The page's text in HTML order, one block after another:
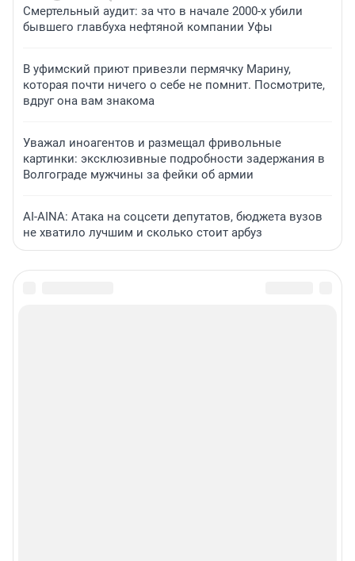
Смертельный аудит: за что в начале 2000-х убили
бывшего главбуха нефтяной компании Уфы
В уфимский приют привезли пермячку Марину,
которая почти ничего о себе не помнит. Посмотрите,
вдруг она вам знакома
Уважал иноагентов и размещал фривольные
картинки: эксклюзивные подробности задержания в
Волгограде мужчины за фейки об армии
AI-AINA: Атака на соцсети депутатов, бюджета вузов
не хватило лучшим и сколько стоит арбуз